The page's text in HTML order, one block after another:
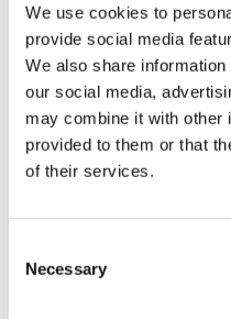
We use cookies to
provide social media
We also share
our social media,
may combine it with other
provided to them or that
of their services.
Selection
Necessary